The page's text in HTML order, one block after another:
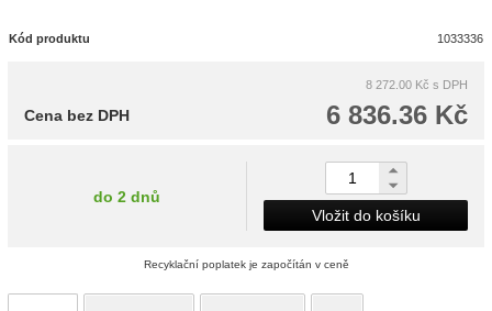
Kód produktu 1033336
8 272.00 Kč s DPH
6 836.36 Kč
Cena bez DPH
do 2 dnů
Vložit do košíku
Recyklační poplatek je započítán v ceně